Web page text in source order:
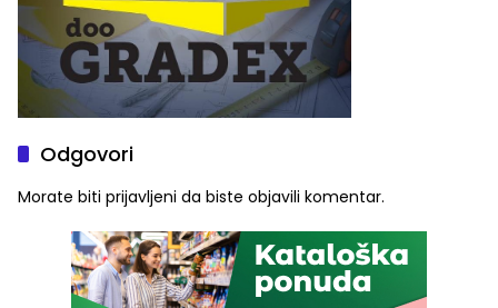
Odgovori
Morate biti prijavljeni da biste objavili komentar.